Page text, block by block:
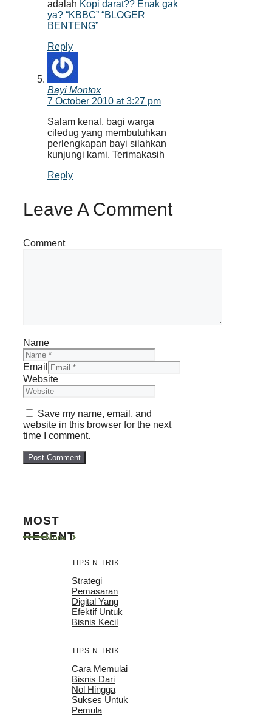
adalah Kopi darat?? Enak gak
ya? “KBBC” “BLOGER
BENTENG”
Reply
Bayi Montox
7 October 2010 at 3:27 pm
Salam kenal, bagi warga
ciledug yang membutuhkan
perlengkapan bayi silahkan
kunjungi kami. Terimakasih
Reply
Leave A Comment
Comment
Name
Email
Website
Save my name, email, and
website in this browser for the next
time I comment.
MOST
RECENT
More
TIPS N TRIK
Strategi
Pemasaran
Digital Yang
Efektif Untuk
Bisnis Kecil
TIPS N TRIK
Cara Memulai
Bisnis Dari
Nol Hingga
Sukses Untuk
Pemula